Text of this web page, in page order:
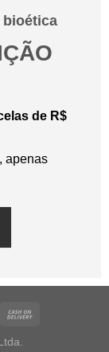
bioética
de R$
apenas